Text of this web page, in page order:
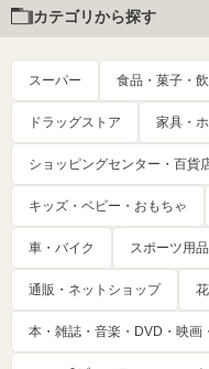
カテゴリから探す
スーパー 食品・菓子・
ドラッグストア 家具・
ショッピングセンター・百貨
キッズ・ベビー・おもちゃ
車・バイク スポーツ用
通販・ネットショップ
本・雑誌・音楽・DVD・映画